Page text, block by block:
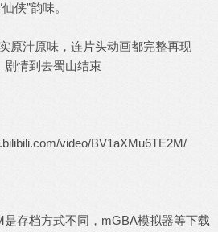
侠”韵味。
原汁原味，连片头动画都完整再现
剧情到去蜀山结束
video/BV1aXMu6TE2M/
是存档方式不同，mGBA模拟器等下载